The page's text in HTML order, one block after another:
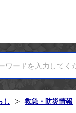
し 救急・防災情報